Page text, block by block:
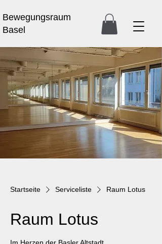
Bewegungsraum
Basel
Startseite Serviceliste Raum Lotus
Raum Lotus